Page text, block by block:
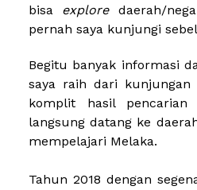
bisa exploredaerah/
pernah saya kunjungi
Begitu banyak informasi
saya raih dari
komplit hasil
langsung datang ke
mempelajari Melaka.
Tahun 2018 dengan